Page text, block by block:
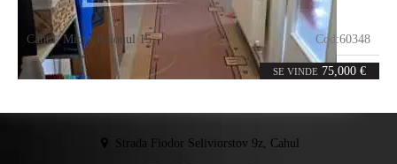
SE VINDE 75,000 €
Cahul,Micro Raionul 15 Cod:60348
3 68m²
Strada Fiodor Seliviorstov 9z, Cahul